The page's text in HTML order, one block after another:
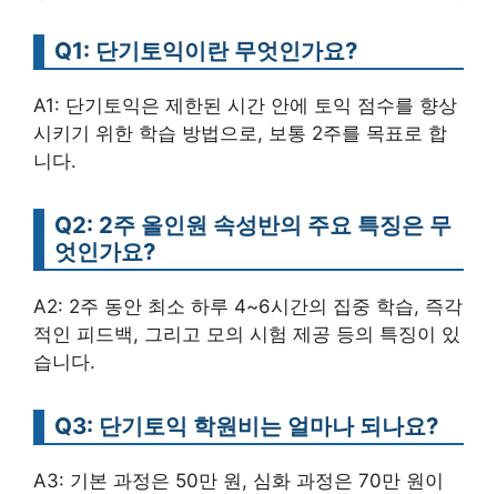
Q1: 단기토익이란 무엇인가요?
A1: 단기토익은 제한된 시간 안에 토익 점수를 향상
시키기 위한 학습 방법으로, 보통 2주를 목표로 합
니다.
Q2: 2주 올인원 속성반의 주요 특징은 무
엇인가요?
A2: 2주 동안 최소 하루 4~6시간의 집중 학습, 즉각
적인 피드백, 그리고 모의 시험 제공 등의 특징이 있
습니다.
Q3: 단기토익 학원비는 얼마나 되나요?
A3: 기본 과정은 50만 원, 심화 과정은 70만 원이